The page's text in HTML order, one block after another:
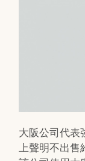
大阪公司代表
上聲明不出